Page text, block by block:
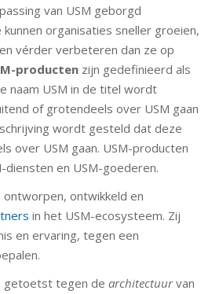
van USM geborgd
organisaties sneller groeien,
vérder verbeteren dan ze op
producten zijn gedefinieerd als
naam USM in de titel wordt
of grotendeels over USM gaan
wordt gesteld dat deze
over USM gaan. USM-producten
diensten en USM-goederen.
ontworpen, ontwikkeld en
in het USM-ecosysteem. Zij
en ervaring, tegen een
getoetst tegen de architectuurvan